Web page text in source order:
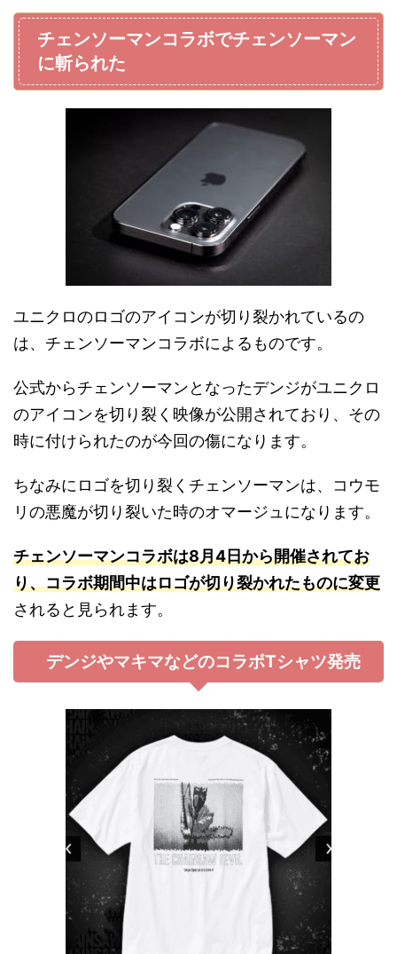
チェンソーマンコラボでチェンソーマン
に斬られた
ユニクロのロゴのアイコンが切り裂かれているの
は、チェンソーマンコラボによるものです。
公式からチェンソーマンとなったデンジがユニクロ
のアイコンを切り裂く映像が公開されており、その
時に付けられたのが今回の傷になります。
ちなみにロゴを切り裂くチェンソーマンは、コウモ
リの悪魔が切り裂いた時のオマージュになります。
チェンソーマンコラボは8月4日から開催されてお
り、コラボ期間中はロゴが切り裂かれたものに変更
されると見られます。
デンジやマキマなどのコラボTシャツ発売